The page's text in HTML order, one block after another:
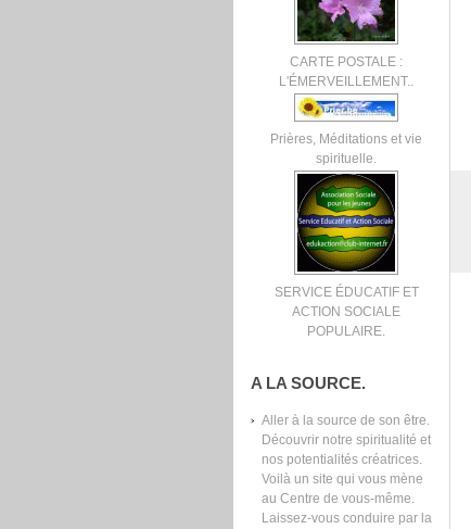
CARTE POSTALE :
L'ÉMERVEILLEMENT..
Prières, Méditations et vie
spirituelle.
SERVICE ÉDUCATIF ET
ACTION SOCIALE
POPULAIRE.
A LA SOURCE.
Aller à la source de son être.
Découvrir notre spiritualité et
nos potentialités créatrices.
Voilà un site qui vous mène
au Centre de vous-même.
Laissez-vous conduire par la